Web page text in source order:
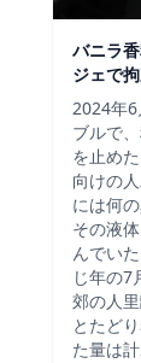
バニラ
ジェで
2024年
ブルで
を止め
向けの
には何
その液
んでい
じ年の7
郊の人
とたど
た量は